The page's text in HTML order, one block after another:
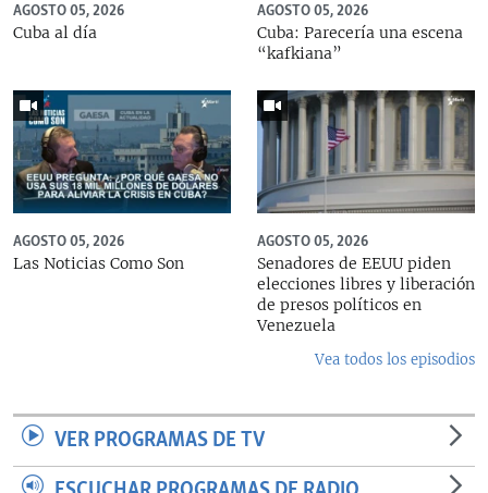
AGOSTO 05, 2026
Cuba al día
AGOSTO 05, 2026
Cuba: Parecería una escena
“kafkiana”
AGOSTO 05, 2026
Las Noticias Como Son
AGOSTO 05, 2026
Senadores de EEUU piden
elecciones libres y liberación
de presos políticos en
Venezuela
Vea todos los episodios
VER PROGRAMAS DE TV